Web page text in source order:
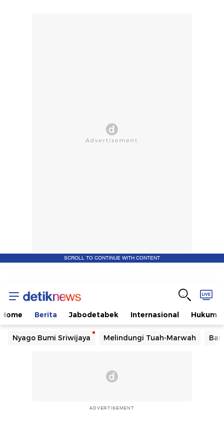
SCROLL TO CONTINUE WITH CONTENT
Home Berita Jabodetabek Internasional Hukum
Nyago Bumi Sriwijaya Melindungi Tuah-Marwah
ADVERTISEMENT